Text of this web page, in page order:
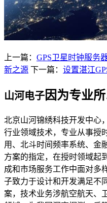
上一篇： GPS卫星时钟服务
新之源 下一篇： 设置湛江
山河电子因为专业
北京山河锦绣科技开发中心
行业领域技术，专业从事授
用、北斗时间频率系统、金
方案的指定，在授时领域起
成和市场服务工作中面对多
子致力于设计和开发满足不
案，技术业务涉航空航天、